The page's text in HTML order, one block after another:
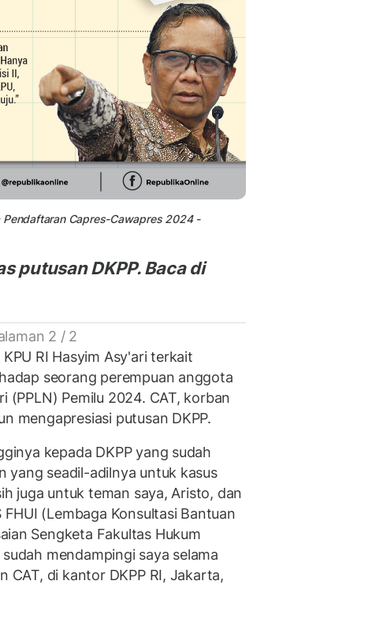
Capres-Cawapres 2024 -
putusan DKPP. Baca di
2 / 2
RI Hasyim Asy'ari terkait
seorang perempuan anggota
(PPLN) Pemilu 2024. CAT, korban
mengapresiasi putusan DKPP.
kepada DKPP yang sudah
yang seadil-adilnya untuk kasus
juga untuk teman saya, Aristo, dan
(Lembaga Konsultasi Bantuan
Sengketa Fakultas Hukum
mendampingi saya selama
CAT, di kantor DKPP RI, Jakarta,